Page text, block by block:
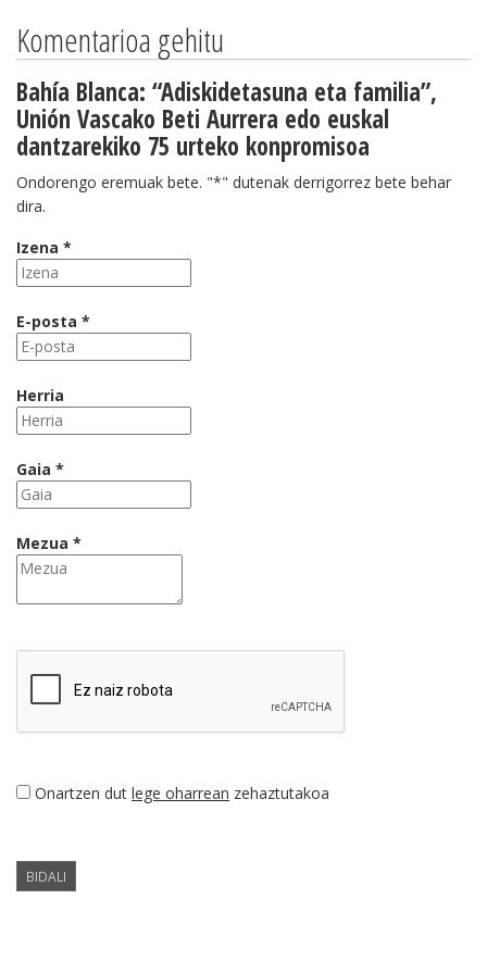
Komentarioa gehitu
Bahía Blanca: “Adiskidetasuna eta familia”,
Unión Vascako Beti Aurrera edo euskal
dantzarekiko 75 urteko konpromisoa
Ondorengo eremuak bete. "*" dutenak derrigorrez bete behar
dira.
Izena *
E-posta *
Herria
Gaia *
Mezua *
Onartzen dut lege oharrean zehaztutakoa
BIDALI